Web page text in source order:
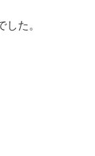
た。